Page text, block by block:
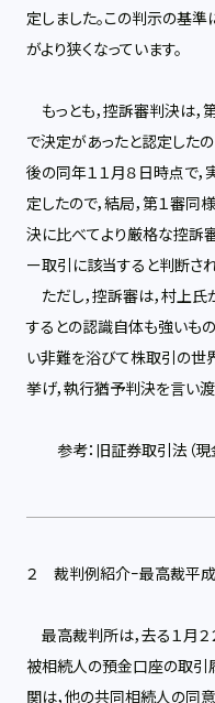
定しました。この判示の基
がより狭くなっています。
もっとも，控訴審判決は，
で決定があったと認定した
後の同年１１月８日時点で
定したので，結局，第１審同
決に比べてより厳格な控訴
ー取引に該当すると判断され
ただし，控訴審は，村上
するとの認識自体も強いも
い非難を浴びて株取引の世
挙げ，執行猶予判決を言い渡
参考：旧証券取引法（現
２ 裁判例紹介−最高裁平成
最高裁判所は，去る１月
被相続人の預金口座の取引
関は，他の共同相続人の同